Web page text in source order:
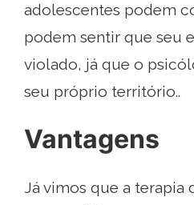
adolescentes podem
podem sentir que seu
violado, já que o
seu próprio território..
Vantagens
Já vimos que a terapia